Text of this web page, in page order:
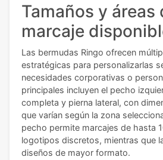
Tamaños y áreas
marcaje
Las bermudas Ringo ofrecen
estratégicas para personalizarlas
necesidades corporativas o
principales incluyen el pecho
completa y pierna lateral, con
que varían según la zona
pecho permite marcajes de hasta
logotipos discretos, mientras que
diseños de mayor formato.